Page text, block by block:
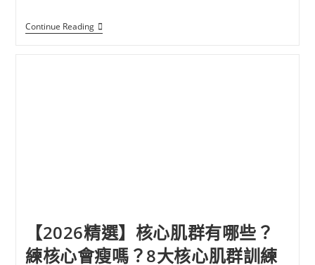
Continue Reading
【2026精選】核心肌群有哪些？
練核心會瘦嗎？8大核心肌群訓練